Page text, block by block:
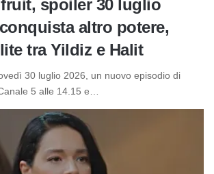
spoiler 30 luglio
altro potere,
tra Yildiz e Halit
30 luglio 2026, un nuovo episodio di
5 alle 14.15 e…